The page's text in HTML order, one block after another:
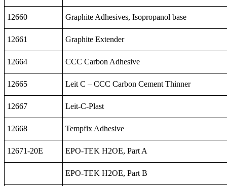
12660 Graphite Adhesives, Isopropanol base
12661 Graphite Extender
12664 CCC Carbon Adhesive
12665 Leit C – CCC Carbon Cement Thinner
12667 Leit-C-Plast
12668 Tempfix Adhesive
12671-20E EPO-TEK H2OE, Part A
EPO-TEK H2OE, Part B